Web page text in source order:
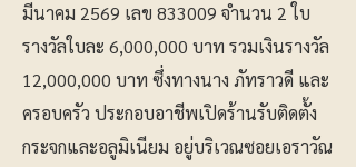
มีนาคม 2569 เลข 833009 จำนวน 2 ใบ
รางวัลใบละ 6,000,000 บาท รวมเงินรางวัล
12,000,000 บาท ซึ่งทางนาง ภัทราวดี และ
ครอบครัว ประกอบอาชีพเปิดร้านรับติดตั้ง
กระจกและอลูมิเนียม อยู่บริเวณซอยเอราวัณ